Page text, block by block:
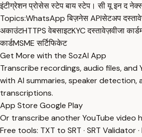
इंटीग्रेशन प्रोसेस स्टेप बाय स्टेप। सी यू इन द
Topics:WhatsApp बिज़नेस APIसेटअप
अकाउंटHTTPS वेबसाइटKYC दस्तावेज़वीजा कार्ड
कार्डMSME सर्टिफिकेट
Get More with the SozAI App
Transcribe recordings, audio files, and
with AI summaries, speaker detection,
transcriptions.
App Store Google Play
Or transcribe another YouTube video
Free tools: TXT to SRT · SRT Validator·